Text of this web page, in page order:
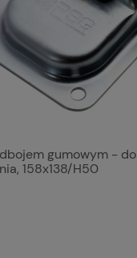
gumowym - do
158x138/H50